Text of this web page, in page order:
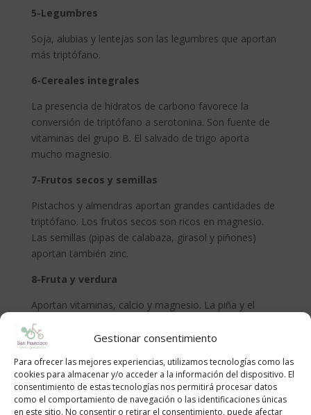
Gestionar consentimiento
Para ofrecer las mejores experiencias, utilizamos tecnologías como las
cookies para almacenar y/o acceder a la información del dispositivo. El
consentimiento de estas tecnologías nos permitirá procesar datos
como el comportamiento de navegación o las identificaciones únicas
en este sitio. No consentir o retirar el consentimiento, puede afectar
5-Legumbres
Soja, alubias y lentejas son las legumbres que aportan
más triptófano.
6-Cereales integrales
La presencia de hidratos de carbono favorece la
conversión de triptófano a serotonina. Son fuente de
vitaminas del grupo B. El salvado de trigo aporta
mucho magnesio.
7-Frutos secos y semillas
Pistachos y almendras aportan grandes cantidades de
triptófano. Los frutos secos son ricos en magnesio.
Las semillas (pipas de calabaza, girasol y piñones)
aportan también zinc.
8-Fruta y verdura
Aportan vitaminas, calcio y magnesio. La piña y el
plátano son las que más triptófano aportan.
9-Chocolate
Este alimento favorece el aumento del nivel de
triptófano y magnesio.